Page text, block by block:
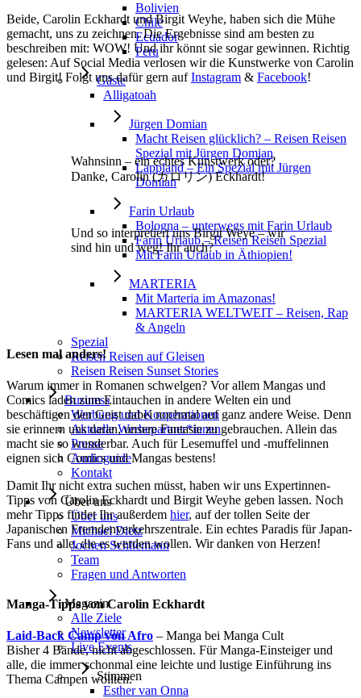
Bolivien
Chile
Ecuador
Peru
Gäste
Alligatoah
Jürgen Domian
Macht Reisen glücklich? – Reisen Reisen
Spezial mit Jürgen Domian
Lappland – Ein Spezial mit Jürgen
Domian
Farin Urlaub
Bologna – unterwegs mit Farin Urlaub
Farin Urlaub – Reisen Reisen Spezial
Mit Farin Urlaub in Äthiopien!
MARTERIA
Mit Marteria im Amazonas!
MARTERIA WELTWEIT – Reisen, Rap
& Angeln
Spezial
Reisen Reisen auf Gleisen
Reisen Reisen Sunset Stories
Business
Werbung und Kooperationen
Aktuelle Werbepartner*innen
Presse
Audioguide
Kontakt
Über uns
Über uns
Michael Dietz
Jochen Schliemann
Team
Fragen und Antworten
Magazin
Alle Ziele
Newsletter
Live Events
Stimmen
Esther van Onna
Beide, Carolin Eckhardt und Birgit Weyhe, haben sich die Mühe
gemacht, uns zu zeichnen. Die Ergebnisse sind am besten zu
beschreiben mit: WOW! Und ihr könnt sie sogar gewinnen. Richtig
gelesen: Auf Social Media verlosen wir die Kunstwerke von Carolin
und Birgit! Folgt uns dafür gern aufInstagram & Facebook!
Wahnsinn – ein echtes Kunstwerk oder?
Danke, Carolin (カロリン) Eckhardt!
Und so interpretiert uns Birgit Weye – wir
sind hin und weg! Ihr auch?
Lesen mal anders!
Warum immer in Romanen schwelgen? Vor allem Mangas und
Comics laden zum Eintauchen in andere Welten ein und
beschäftigen den Geist dabei nochmal auf ganz andere Weise. Denn
sie erinnern uns daran, unsere Fantasie zu gebrauchen. Allein das
macht sie so wunderbar. Auch für Lesemuffel und -muffelinnen
eignen sich Comics und Mangas bestens!
Damit Ihr nicht extra suchen müsst, haben wir uns Expertinnen-
Tipps von Carolin Eckhardt und Birgit Weyhe geben lassen. Noch
mehr Tipps findet Ihr außerdem hier, auf der tollen Seite der
Japanischen Fremdenverkehrszentrale. Ein echtes Paradis für Japan-
Fans und alle, die es werden wollen. Wir danken von Herzen!
Manga-Tipps von Carolin Eckhardt
Laid-Back Camp von Afro – Manga bei Manga Cult
Bisher 4 Bände, nicht abgeschlossen. Für Manga-Einsteiger und
alle, die immer schonmal eine leichte und lustige Einführung ins
Thema Campen wollten.